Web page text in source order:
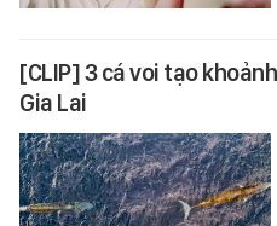
[CLIP] 3 cá voi tạo
Gia Lai